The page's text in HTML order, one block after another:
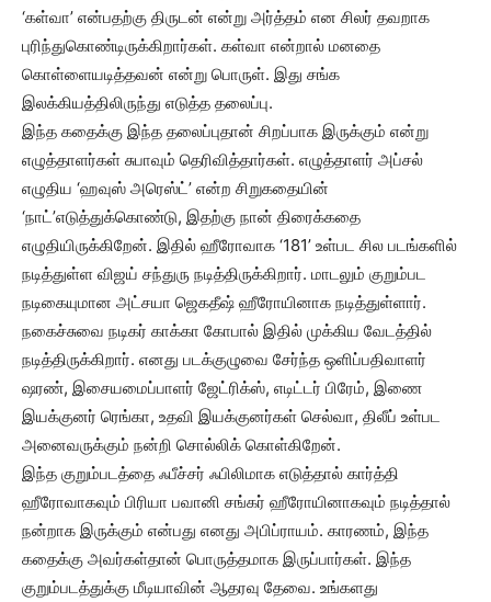
‘கள்வா’ என்பதற்கு திருடன் என்று அர்த்தம் என சிலர் தவறாக
புரிந்துகொண்டிருக்கிறார்கள். கள்வா என்றால் மனதை
கொள்ளையடித்தவன் என்று பொருள். இது சங்க
இலக்கியத்திலிருந்து எடுத்த தலைப்பு.
இந்த கதைக்கு இந்த தலைப்புதான் சிறப்பாக இருக்கும் என்று
எழுத்தாளர்கள் சுபாவும் தெரிவித்தார்கள். எழுத்தாளர் அப்சல்
எழுதிய ‘ஹவுஸ் அரெஸ்ட்’ என்ற சிறுகதையின்
‘நாட்’எடுத்துக்கொண்டு, இதற்கு நான் திரைக்கதை
எழுதியிருக்கிறேன். இதில் ஹீரோவாக ‘181’ உள்பட சில படங்களில்
நடித்துள்ள விஜய் சந்துரு நடித்திருக்கிறார். மாடலும் குறும்பட
நடிகையுமான அட்சயா ஜெகதீஷ் ஹீரோயினாக நடித்துள்ளார்.
நகைச்சுவை நடிகர் காக்கா கோபால் இதில் முக்கிய வேடத்தில்
நடித்திருக்கிறார். எனது படக்குழுவை சேர்ந்த ஒளிப்பதிவாளர்
ஷரண், இசையமைப்பாளர் ஜேட்ரிக்ஸ், எடிட்டர் பிரேம், இணை
இயக்குனர் ரெங்கா, உதவி இயக்குனர்கள் செல்வா, திலீப் உள்பட
அனைவருக்கும் நன்றி சொல்லிக் கொள்கிறேன்.
இந்த குறும்படத்தை ஃபீச்சர் ஃபிலிமாக எடுத்தால் கார்த்தி
ஹீரோவாகவும் பிரியா பவானி சங்கர் ஹீரோயினாகவும் நடித்தால்
நன்றாக இருக்கும் என்பது எனது அபிப்ராயம். காரணம், இந்த
கதைக்கு அவர்கள்தான் பொருத்தமாக இருப்பார்கள். இந்த
குறும்படத்துக்கு மீடியாவின் ஆதரவு தேவை. உங்களது